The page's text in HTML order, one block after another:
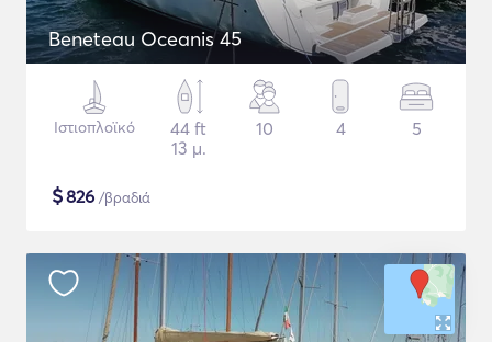
Beneteau Oceanis 45
Ιστιοπλοϊκό
44 ft
13 μ.
10 4 5
$826 /βραδιά